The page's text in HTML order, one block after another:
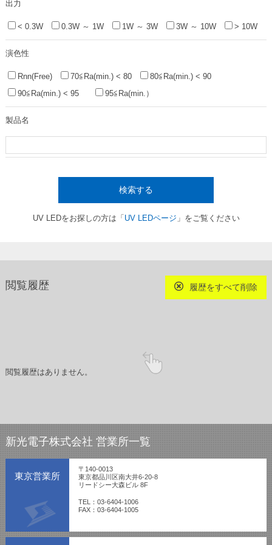
出力
< 0.3W 0.3W ～ 1W 1W ～ 3W 3W ～ 10W > 10W
演色性
Rnn(Free) 70≦Ra(min.) < 80
80≦Ra(min.) < 90
90≦Ra(min.) < 95
95≦Ra(min.）
製品名
検索する
UV LEDをお探しの方は「 UV LEDページ 」をご覧ください
閲覧履歴 履歴をすべて削除
閲覧履歴はありません。
新光電子株式会社 営業所一覧
東京営業所
〒140-0013
東京都品川区南大井6-20-8
リードシー大森ビル 8F
TEL：03-6404-1006
FAX：03-6404-1005